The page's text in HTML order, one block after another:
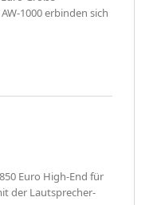
1000 erbinden sich
Euro High-End für
der Lautsprecher-